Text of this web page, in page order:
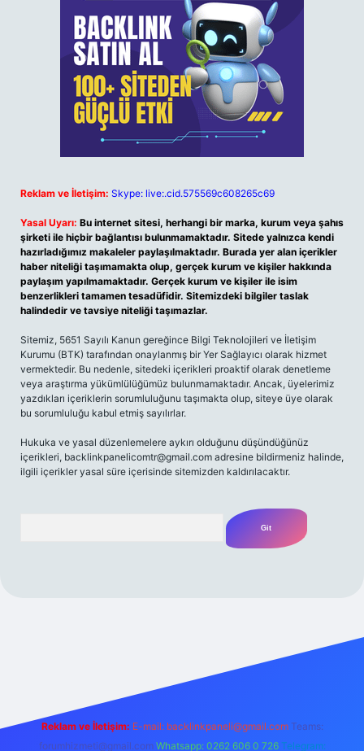
Reklam ve İletişim: Skype: live:.cid.575569c608265c69
Yasal Uyarı: Bu internet sitesi, herhangi bir marka, kurum veya şahıs
şirketi ile hiçbir bağlantısı bulunmamaktadır. Sitede yalnızca kendi
hazırladığımız makaleler paylaşılmaktadır. Burada yer alan içerikler
haber niteliği taşımamakta olup, gerçek kurum ve kişiler hakkında
paylaşım yapılmamaktadır. Gerçek kurum ve kişiler ile isim
benzerlikleri tamamen tesadüfidir. Sitemizdeki bilgiler taslak
halindedir ve tavsiye niteliği taşımazlar.
Sitemiz, 5651 Sayılı Kanun gereğince Bilgi Teknolojileri ve İletişim
Kurumu (BTK) tarafından onaylanmış bir Yer Sağlayıcı olarak hizmet
vermektedir. Bu nedenle, sitedeki içerikleri proaktif olarak denetleme
veya araştırma yükümlülüğümüz bulunmamaktadır. Ancak, üyelerimiz
yazdıkları içeriklerin sorumluluğunu taşımakta olup, siteye üye olarak
bu sorumluluğu kabul etmiş sayılırlar.
Hukuka ve yasal düzenlemelere aykırı olduğunu düşündüğünüz
içerikleri, backlinkpanelicomtr@gmail.com adresine bildirmeniz halinde,
ilgili içerikler yasal süre içerisinde sitemizden kaldırılacaktır.
m elexbet
Reklam ve İletişim: E-mail: backlinkpaneli@gmail.com Teams:
forumhizmeti@gmail.com Whatsapp: 0262 606 0 726 Telegram: